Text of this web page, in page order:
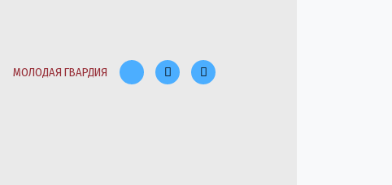
МОЛОДАЯ ГВАРДИЯ